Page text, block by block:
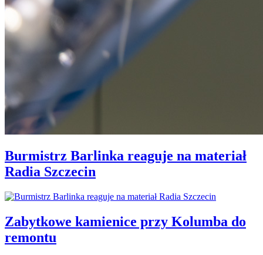
Burmistrz Barlinka reaguje na materiał
Radia Szczecin
Zabytkowe kamienice przy Kolumba do
remontu